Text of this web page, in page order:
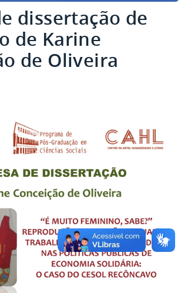
dissertação de
de Karine
de Oliveira